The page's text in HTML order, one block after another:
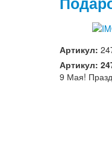
Артикул:
Артикул:
9 Мая!